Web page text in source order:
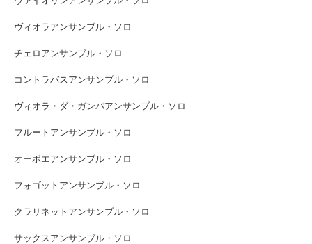
ヴィオラアンサンブル・ソロ
チェロアンサンブル・ソロ
コントラバスアンサンブル・ソロ
ヴィオラ・ダ・ガンバアンサンブル・ソロ
フルートアンサンブル・ソロ
オーボエアンサンブル・ソロ
フォゴットアンサンブル・ソロ
クラリネットアンサンブル・ソロ
サックスアンサンブル・ソロ